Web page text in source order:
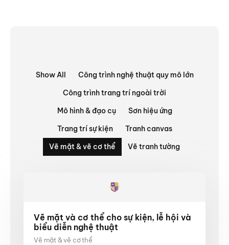
Show All
Công trình nghệ thuật quy mô lớn
Công trình trang trí ngoài trời
Mô hình & đạo cụ
Sơn hiệu ứng
Trang trí sự kiện
Tranh canvas
Vẽ mặt & vẽ cơ thể
Vẽ tranh tường
Vẽ mặt và cơ thể cho sự kiện, lễ hội và
biểu diễn nghệ thuật
Vẽ mặt & vẽ cơ thể